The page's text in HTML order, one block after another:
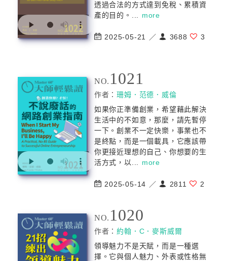
透過合法的方式達到免稅、累積資
產的目的。... more
2025-05-21 ／ 3688 3
NO. 1021
作者：珊姆．范德．威倫
如果你正準備創業，希望藉此解決
生活中的不如意，那麼，請先暫停
一下。創業不一定快樂，事業也不
是終點，而是一個載具，它應該帶
你更接近理想的自己、你想要的生
活方式，以... more
2025-05-14 ／ 2811 2
NO. 1020
作者：約翰．C．麥斯威爾
領導魅力不是天賦，而是一種選
擇。它與個人魅力、外表或性格無